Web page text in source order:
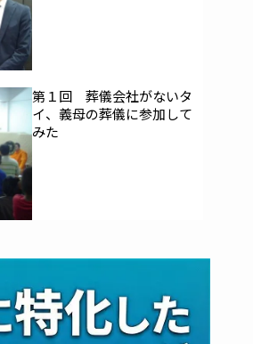
第１回 葬儀会社がないタ
イ、義母の葬儀に参加して
みた